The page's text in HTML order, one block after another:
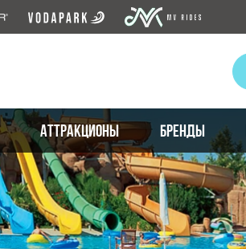
АТТРАКЦИОНЫ БРЕНДЫ